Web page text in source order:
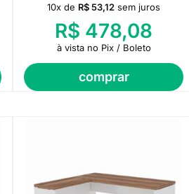
comprar
10x de R$53,12 sem juros
R$ 478,08
à vista no Pix / Boleto